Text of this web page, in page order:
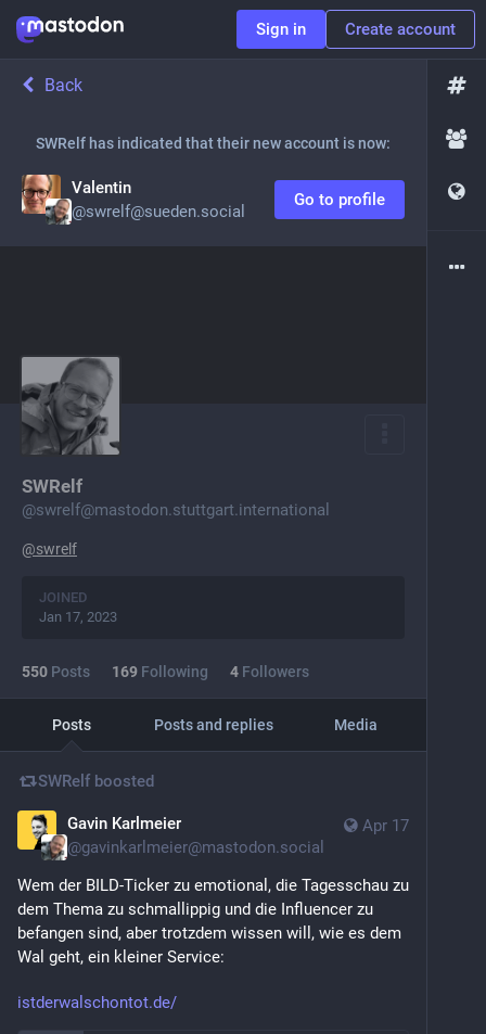
Sign in Create account
Back
SWRelf has indicated that their new account is now:
Valentin
@swrelf@sueden.social
Go to profile
SWRelf
@swrelf@mastodon.stuttgart.international
@swrelf
JOINED
Jan 17, 2023
550 Posts 169 Following 4 Followers
Posts Posts and replies Media
SWRelf boosted
Apr 17
Gavin Karlmeier
@gavinkarlmeier@mastodon.social
Wem der BILD-Ticker zu emotional, die Tagesschau zu
dem Thema zu schmallippig und die Influencer zu
befangen sind, aber trotzdem wissen will, wie es dem
Wal geht, ein kleiner Service:
istderwalschontot.de/